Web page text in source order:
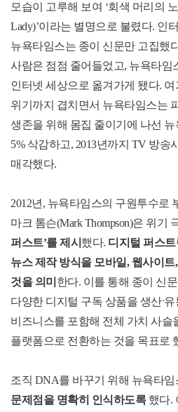
모습이 고루해 보여 ‘회색 머리의
Lady)’이라는 별명으로 불렸다. 인
뉴욕타임스는 종이 신문만 고집했
사람은 점점 줄어들었고, 뉴욕타임
인터넷 세상으로 옮겨가게 됐다. 여
위기까지 겹치면서 뉴욕타임스는
생존을 위해 몸집 줄이기에 나선
5% 삭감하고, 2013년까지 TV 방송
매각했다.
2012년 , 뉴욕타임스의 구원투수로
마크 톰슨(Mark Thompson)은 위기
퍼스트’를 제시 했다. 디지털 퍼스
뉴스 제작 방식을 모바일, 웹사이트,
것을 의미 한다. 이를 통해 종이 신
다양한 디지털 구독 상품을 생산ˑ유
비즈니스를 포함해 전체 가치 사슬
플랫폼으로 전환하는 것을 목표로
조직 DNA를 바꾸기 위해 뉴욕타임
문제점을 명확히 인식하도록했다.